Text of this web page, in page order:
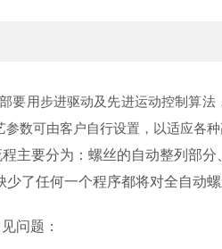
要用步进驱动及先进运动控制算
数可由客户自行设置，以适应各
主要分为：螺丝的自动整列部
了任何一个程序都将对全自动
问题：